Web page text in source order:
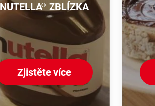
NUTELLA® ZBLÍZKA
Zjistěte více